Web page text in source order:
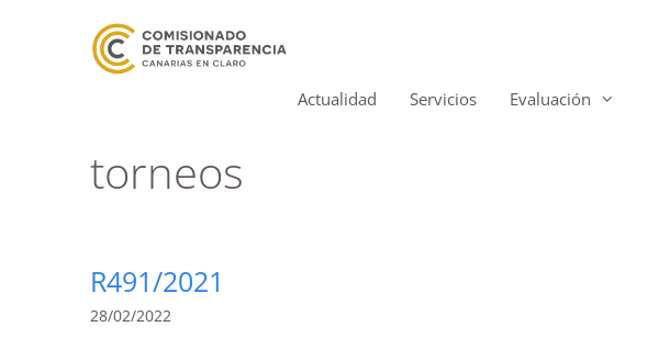
Actualidad Servicios Evaluación
torneos
R491/2021
28/02/2022